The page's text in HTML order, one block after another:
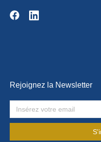
Rejoignez la Newsletter